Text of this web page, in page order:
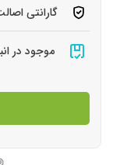
گارانتی
موجود در